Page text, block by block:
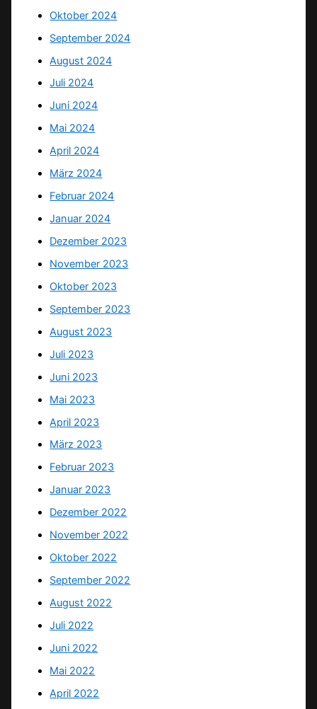
Oktober 2024
September 2024
August 2024
Juli 2024
Juni 2024
Mai 2024
April 2024
März 2024
Februar 2024
Januar 2024
Dezember 2023
November 2023
Oktober 2023
September 2023
August 2023
Juli 2023
Juni 2023
Mai 2023
April 2023
März 2023
Februar 2023
Januar 2023
Dezember 2022
November 2022
Oktober 2022
September 2022
August 2022
Juli 2022
Juni 2022
Mai 2022
April 2022